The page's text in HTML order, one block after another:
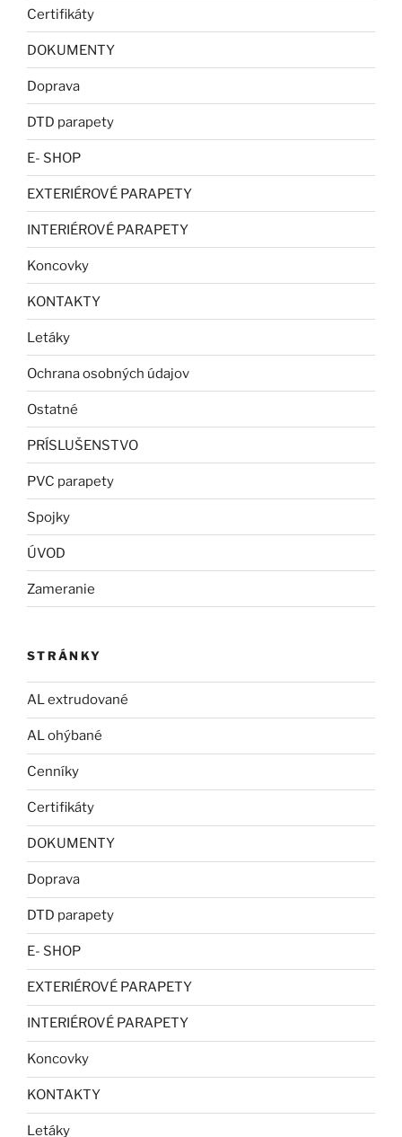
Certifikáty
DOKUMENTY
Doprava
DTD parapety
E- SHOP
EXTERIÉROVÉ PARAPETY
INTERIÉROVÉ PARAPETY
Koncovky
KONTAKTY
Letáky
Ochrana osobných údajov
Ostatné
PRÍSLUŠENSTVO
PVC parapety
Spojky
ÚVOD
Zameranie
STRÁNKY
AL extrudované
AL ohýbané
Cenníky
Certifikáty
DOKUMENTY
Doprava
DTD parapety
E- SHOP
EXTERIÉROVÉ PARAPETY
INTERIÉROVÉ PARAPETY
Koncovky
KONTAKTY
Letáky